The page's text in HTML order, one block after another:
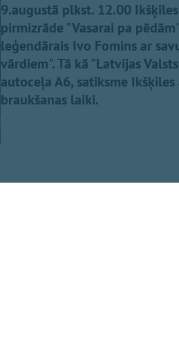
9.augustā plkst. 12.00
pirmizrāde "Vasarai pa
leģendārais Ivo Fomins ar
vārdiem". Tā kā "Latvijas
autoceļa A6, satiksme
braukšanas laiki.